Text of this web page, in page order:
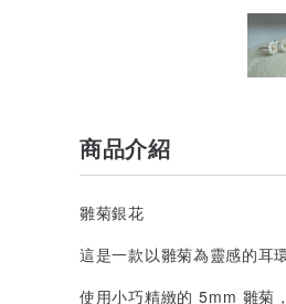
商品介紹
雛菊銀花
這是一款以雛菊為靈感的耳
使用小巧精緻的 5mm 雛菊